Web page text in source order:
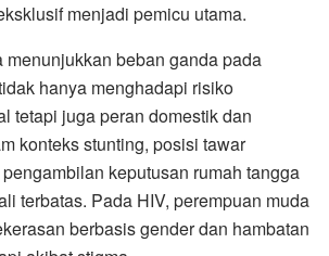
menjadi pemicu utama.
beban ganda pada
hanya menghadapi risiko
tetapi juga peran domestik dan
konteks stunting, posisi tawar
keputusan rumah tangga
terbatas. Pada HIV, perempuan muda
berbasis gender dan hambatan